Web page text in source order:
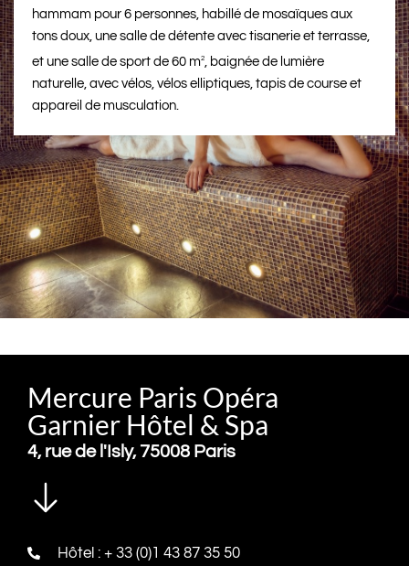
hammam pour 6 personnes, habillé de mosaïques aux
tons doux, une salle de détente avec tisanerie et terrasse,
et une salle de sport de 60 m2, baignée de lumière
naturelle, avec vélos, vélos elliptiques, tapis de course et
appareil de musculation.
Mercure Paris Opéra
Garnier Hôtel & Spa
4, rue de l'Isly, 75008 Paris
Hôtel : + 33 (0)1 43 87 35 50